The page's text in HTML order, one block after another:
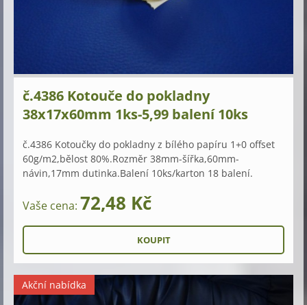
č.4386 Kotouče do pokladny
38x17x60mm 1ks-5,99 balení 10ks
č.4386 Kotoučky do pokladny z bílého papíru 1+0 offset
60g/m2,bělost 80%.Rozměr 38mm-šířka,60mm-
návin,17mm dutinka.Balení 10ks/karton 18 balení.
Vaše cena: 72,48 Kč
Akční nabídka